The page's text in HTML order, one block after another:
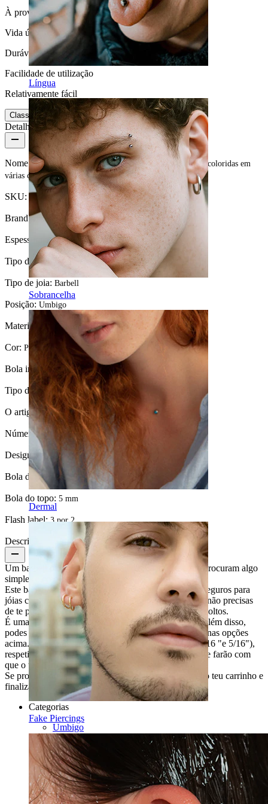
Língua
Sobrancelha
Dermal
Fake Piercings
À prova de água
Vida útil
Durável
Facilidade de utilização
Relativamente fácil
Classificação
Detalhes do produto
Nome:Umbigo piercing de aço cirúrgico com duas pedras coloridas em
várias cores
SKU:Belly-67
Brand:Bodymod Essentials
Espessura da barra: 1,6 mm
Tipo de fecho: Rosca externa
Tipo de joia: Barbell
Posição: Umbigo
Material: Aço cirúrgico
Cor: Prateado
Bola inferior: 8 mm.
Tipo de pedra:Cristal
O artigo foi colado?:Sim
Número de unidades:1
Design: Simples
Bola do fundo: 8 mm
Bola do topo: 5 mm
Flash label:3 por 2
Descrição
Um barbell para o umbigo clássico para aqueles que procuram algo
simples e com estilo.
Este barbell é feito a partir de um dos materiais mais seguros para
jóias corporais, o aço cirúrgico. Com o aço cirúrgico, não precisas
de te preocupar com descolorações ou revestimentos soltos.
É uma jóia simples, disponível em várias cores. Para além disso,
podes também escolher o comprimento que desejares nas opções
acima. As esferas superior e inferior têm 5 e 8 mm (3/16 "e 5/16"),
respetivamente. São maiores do que as bolas comuns e farão com
que o teu barbell fique espetacular.
Se procuras uma escolha segura, coloca esta beleza no teu carrinho e
finaliza a tua compra!
Categorias
Umbigo
Lábio
Mamilo
Industrial